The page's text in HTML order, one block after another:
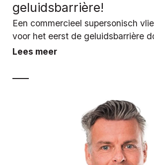
geluidsbarrière!
Een commercieel supersonisch
voor het eerst de geluidsbarrière
Lees meer